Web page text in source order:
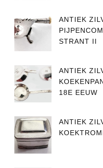
ANTIEK
STRANT II
ANTIEK
18E EEUW
ANTIEK